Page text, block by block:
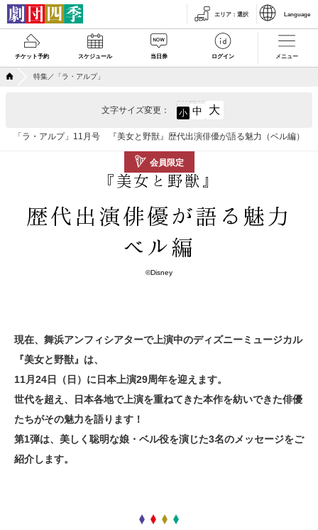
エリア ： 選択 Language
チケット予約 スケジュール 当日券 ログイン メニュー
特集／「ラ・アルプ」
「ラ・アルプ」11月号 『美女と野獣』歴代出演俳優が語る魅力（ベル編）
文字サイズ変更： 小 中 大
会員限定
『美女と野獣』
歴代出演俳優が語る魅力
ベル編
©Disney
現在、舞浜アンフィシアターで上演中のディズニーミュージカル
『美女と野獣』は、
11月24日（日）に日本上演29周年を迎えます。
世代を超え、日本各地で上演を重ねてきた本作を紡いできた俳優
たちがその魅力を語ります！
第1弾は、美しく聡明な娘・ベル役を演じた3名のメッセージをご
紹介します。